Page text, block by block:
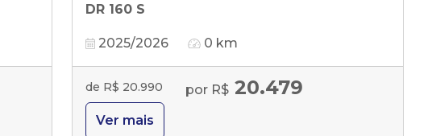
DR 160 S
2025/2026 0 km
de R$ 20.990 por R$ 20.479
Ver mais